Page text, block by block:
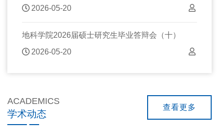
2026-05-20
地科学院2026届硕士研究生毕业答辩会（十）
2026-05-20
ACADEMICS
学术动态
查看更多